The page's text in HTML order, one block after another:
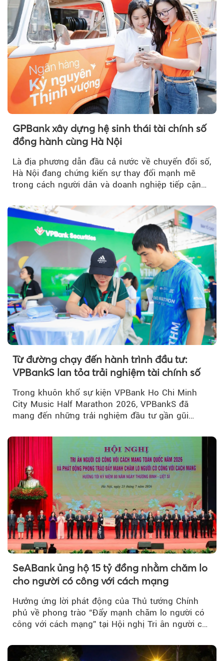
GPBank xây dựng hệ sinh thái tài chính số
đồng hành cùng Hà Nội
Là địa phương dẫn đầu cả nước về chuyển đổi số,
Hà Nội đang chứng kiến sự thay đổi mạnh mẽ
trong cách người dân và doanh nghiệp tiếp cận
Từ đường chạy đến hành trình đầu tư:
VPBankS lan tỏa trải nghiệm tài chính số
Trong khuôn khổ sự kiện VPBank Ho Chi Minh
City Music Half Marathon 2026, VPBankS đã
mang đến những trải nghiệm đầu tư gần gũi
SeABank ủng hộ 15 tỷ đồng nhằm chăm lo
cho người có công với cách mạng
Hưởng ứng lời phát động của Thủ tướng Chính
phủ về phong trào “Đẩy mạnh chăm lo người có
công với cách mạng” tại Hội nghị Tri ân người có